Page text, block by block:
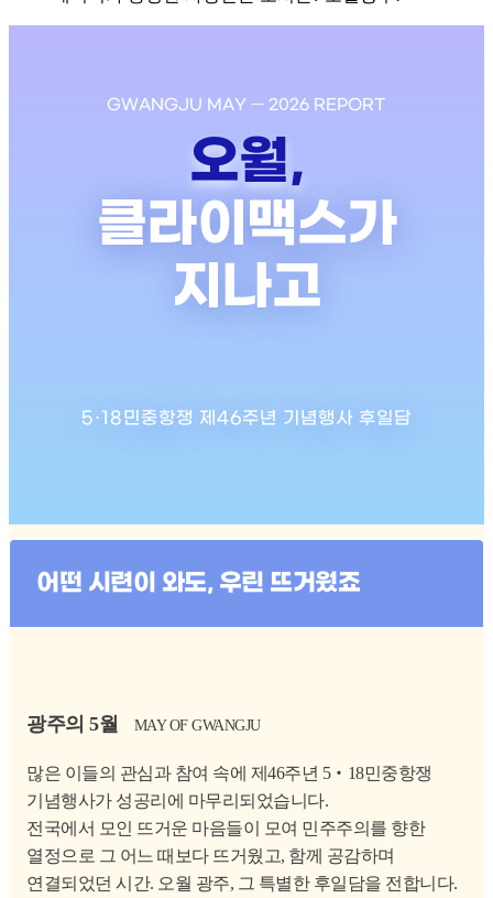
GWANGJU MAY — 2026 REPORT
오월,
클라이맥스가
지나고
5·18민중항쟁 제46주년 기념행사 후일담
어떤 시련이 와도, 우린 뜨거웠죠
광주의 5월 MAY OF GWANGJU
많은 이들의 관심과 참여 속에 제46주년 5‧18민중항쟁
기념행사가 성공리에 마무리되었습니다.
전국에서 모인 뜨거운 마음들이 모여 민주주의를 향한
열정으로 그 어느 때보다 뜨거웠고, 함께 공감하며
연결되었던 시간. 오월 광주, 그 특별한 후일담을 전합니다.